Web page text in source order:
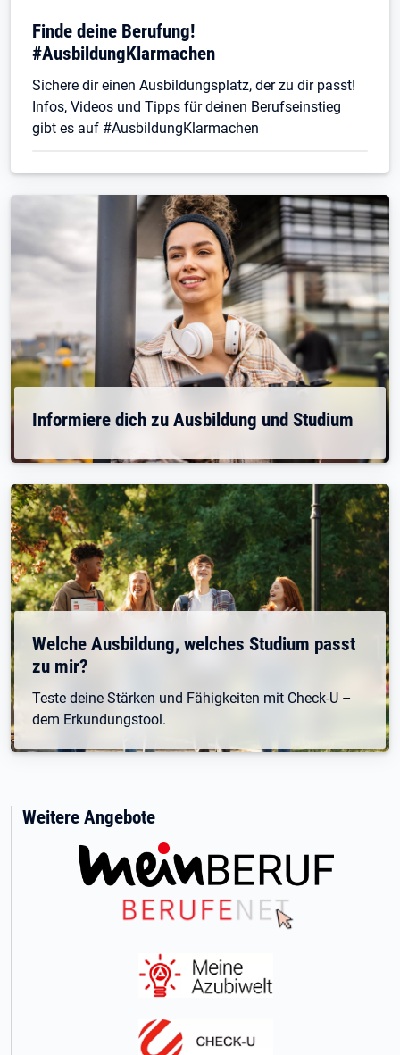
Finde deine Berufung!
#AusbildungKlarmachen
Sichere dir einen Ausbildungsplatz, der zu dir passt!
Infos, Videos und Tipps für deinen Berufseinstieg
gibt es auf #AusbildungKlarmachen
Informiere dich zu Ausbildung und Studium
Welche Ausbildung, welches Studium passt
zu mir?
Teste deine Stärken und Fähigkeiten mit Check-U –
dem Erkundungstool.
Weitere Angebote